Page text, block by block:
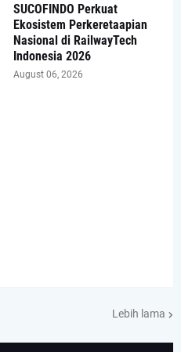
SUCOFINDO Perkuat
Ekosistem Perkeretaapian
Nasional di RailwayTech
Indonesia 2026
August 06, 2026
Lebih lama